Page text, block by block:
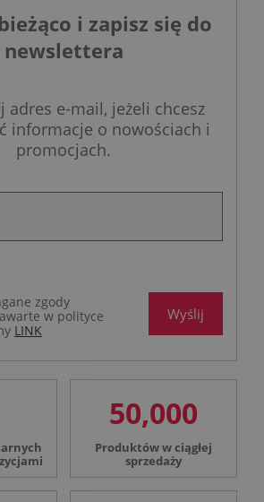
i zapisz się do
newslettera
adres e-mail, jeżeli chcesz
informacje o nowościach i
promocjach.
zgody
w polityce
LINK
Wyślij
50,000
Produktów w ciągłej
sprzedaży